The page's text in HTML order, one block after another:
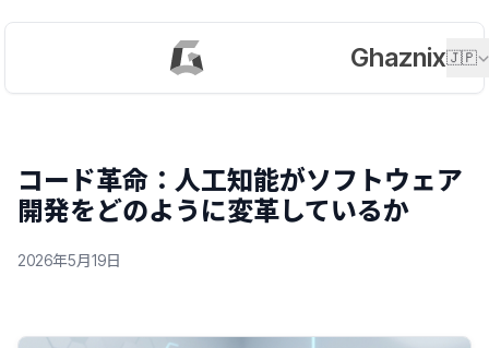
Ghaznix🇯🇵
コード革命：人工知能がソフトウェア
開発をどのように変革しているか
2026年5月19日